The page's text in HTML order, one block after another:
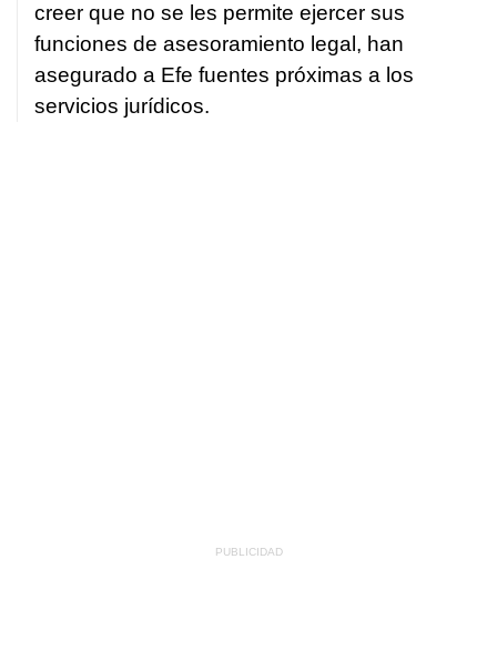
creer que no se les permite ejercer sus
funciones de asesoramiento legal, han
asegurado a Efe fuentes próximas a los
servicios jurídicos.